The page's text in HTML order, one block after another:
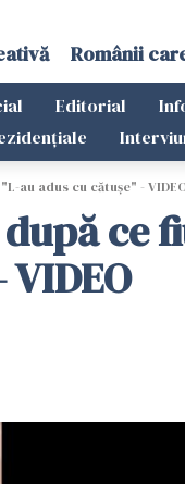
Românii
Editorial
au adus cu cătuşe" -
ce